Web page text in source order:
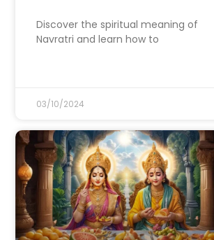
Discover the spiritual meaning of
Navratri and learn how to
03/10/2024